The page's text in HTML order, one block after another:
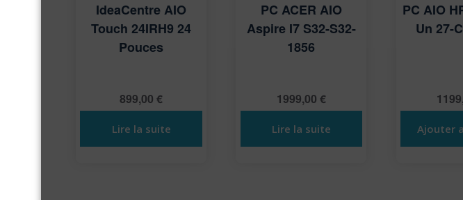
IdeaCentre AIO
Touch 24IRH9 24
Pouces
899,00€
Lire la suite
PC ACER AIO
Aspire I7 S32-S32-
1856
1999,00 €
Lire la suite
PC AIO
Un 27-
Ajouter